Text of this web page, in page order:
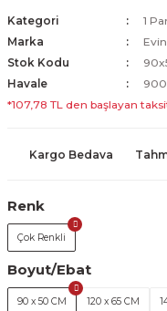
Kategori
1
Marka
Stok Kodu
Havale
*107,78 TL den başlayan
Kargo Bedava
Renk
Çok Renkli
Boyut/Ebat
90 x 50 CM 120 x 65 CM